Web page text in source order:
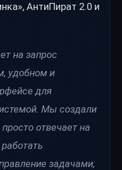
АнтиПират 2.0 и
на запрос
удобном и
для
Мы создали
отвечает на
задачами,